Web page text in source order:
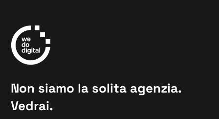
Non siamo la solita agenzia.
Vedrai.